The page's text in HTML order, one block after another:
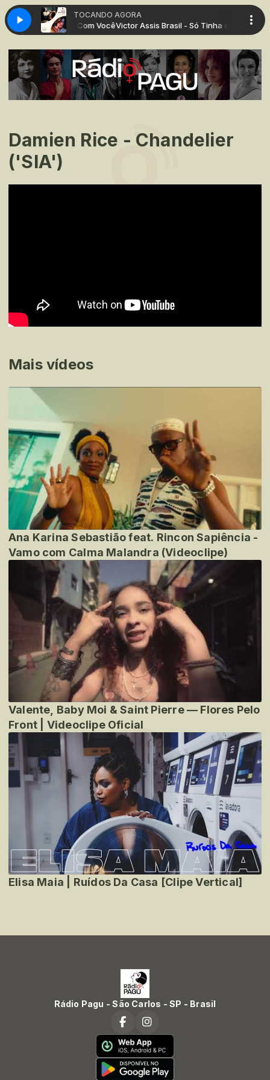
TOCANDO AGORA
Só Tinha de Ser Com VocêVictor Assis Brasil - Só Tinha de Ser Com
Damien Rice - Chandelier
('SIA')
Mais vídeos
Ana Karina Sebastião feat. Rincon Sapiência -
Vamo com Calma Malandra (Videoclipe)
Valente, Baby Moi & Saint Pierre — Flores Pelo
Front | Videoclipe Oficial
Elisa Maia | Ruídos Da Casa [Clipe Vertical]
Rádio Pagu - São Carlos - SP - Brasil